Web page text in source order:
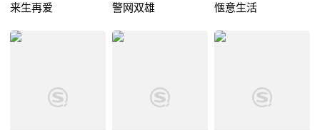
来生再爱 警网双雄 惬意生活